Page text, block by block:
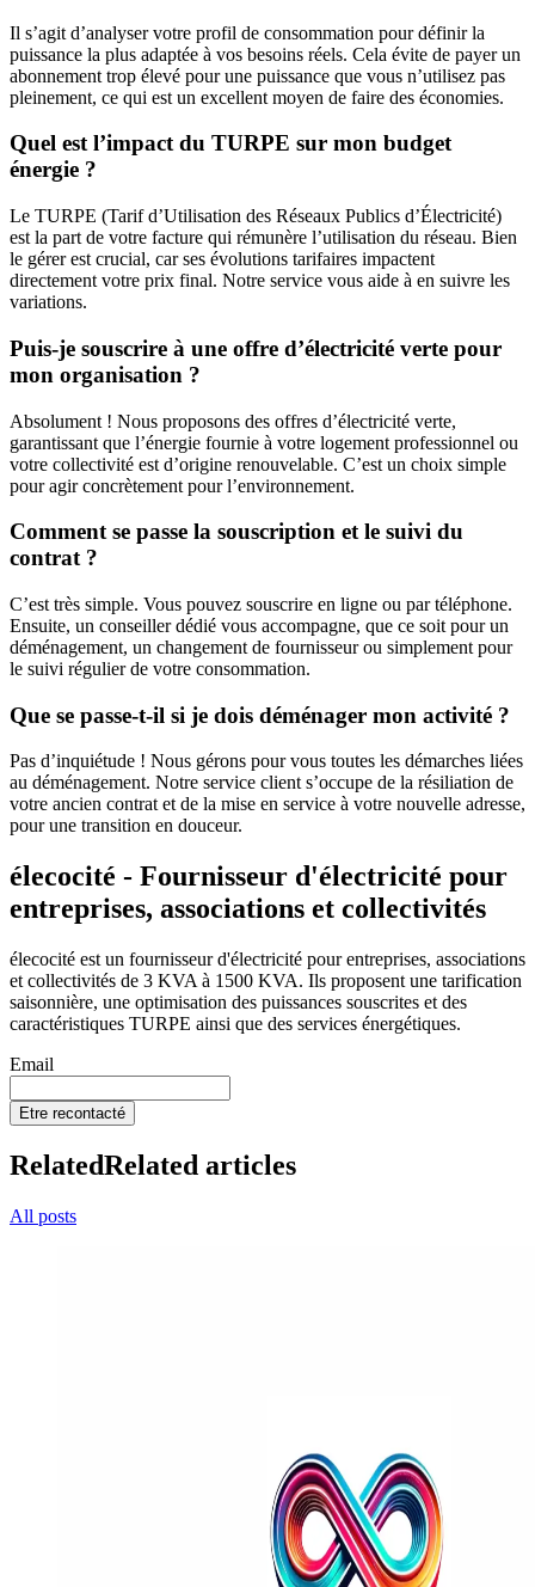
Il s’agit d’analyser votre profil de consommation pour définir la
puissance la plus adaptée à vos besoins réels. Cela évite de payer un
abonnement trop élevé pour une puissance que vous n’utilisez pas
pleinement, ce qui est un excellent moyen de faire des économies.
Quel est l’impact du TURPE sur mon budget
énergie ?
Le TURPE (Tarif d’Utilisation des Réseaux Publics d’Électricité)
est la part de votre facture qui rémunère l’utilisation du réseau. Bien
le gérer est crucial, car ses évolutions tarifaires impactent
directement votre prix final. Notre service vous aide à en suivre les
variations.
Puis-je souscrire à une offre d’électricité verte pour
mon organisation ?
Absolument ! Nous proposons des offres d’électricité verte,
garantissant que l’énergie fournie à votre logement professionnel ou
votre collectivité est d’origine renouvelable. C’est un choix simple
pour agir concrètement pour l’environnement.
Comment se passe la souscription et le suivi du
contrat ?
C’est très simple. Vous pouvez souscrire en ligne ou par téléphone.
Ensuite, un conseiller dédié vous accompagne, que ce soit pour un
déménagement, un changement de fournisseur ou simplement pour
le suivi régulier de votre consommation.
Que se passe-t-il si je dois déménager mon activité ?
Pas d’inquiétude ! Nous gérons pour vous toutes les démarches liées
au déménagement. Notre service client s’occupe de la résiliation de
votre ancien contrat et de la mise en service à votre nouvelle adresse,
pour une transition en douceur.
élecocité - Fournisseur d'électricité pour
entreprises, associations et collectivités
élecocité est un fournisseur d'électricité pour entreprises, associations
et collectivités de 3 KVA à 1500 KVA. Ils proposent une tarification
saisonnière, une optimisation des puissances souscrites et des
caractéristiques TURPE ainsi que des services énergétiques.
Email
Etre recontacté
RelatedRelated articles
All posts